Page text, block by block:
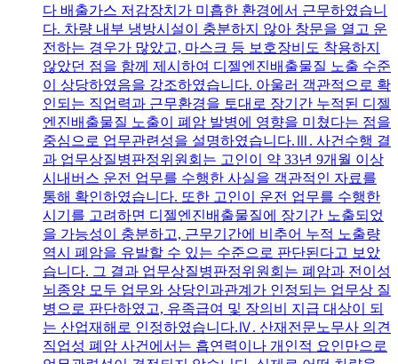
다 배출가스 저감장치가 미흡한 환경에서 근무하였습니
다. 차량 내부 냉방시설이 충분하지 않아 창문을 열고 운
전하는 경우가 많았고, 마스크 등 보호장비도 착용하지
않았던 점을 함께 제시하여 디젤엔진배출물질 노출 수준
이 상당하였음을 강조하였습니다. 아울러 객관적으로 확
인되는 직업력과 근무환경을 토대로 장기간 누적된 디젤
엔진배출물질 노출이 폐암 발병에 영향을 미쳤다는 점을
중심으로 업무관련성을 설명하였습니다.Ⅲ. 사건수행 결
과 업무상질병판정위원회는 고인이 약 33년 9개월 이상
시내버스 운전 업무를 수행한 사실을 객관적인 자료를
통해 확인하였습니다. 또한 고인이 운전 업무를 수행한
시기를 고려하면 디젤엔진배출물질에 장기간 노출되었
을 가능성이 충분하고, 근무기간에 비추어 누적 노출량
역시 폐암을 유발할 수 있는 수준으로 판단된다고 보았
습니다. 그 결과 업무상질병판정위원회는 폐암과 전이성
뇌종양 모두 업무와 상당인과관계가 인정되는 업무상 질
병으로 판단하였고, 유족급여 및 장의비 지급 대상이 되
는 산업재해로 인정하였습니다.Ⅳ. 산재전문노무사 의견
직업성 폐암 사건에서는 흡연력이나 개인적 요인만으로